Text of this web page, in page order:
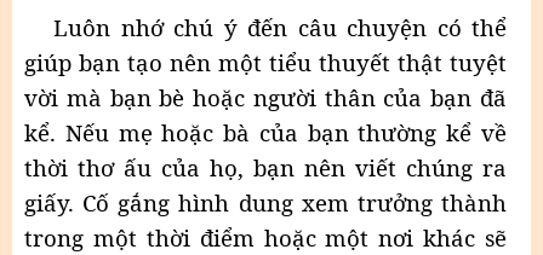
Luôn nhớ chú ý đến câu chuyện có thể
giúp bạn tạo nên một tiểu thuyết thật tuyệt
vời mà bạn bè hoặc người thân của bạn đã
kể. Nếu mẹ hoặc bà của bạn thường kể về
thời thơ ấu của họ, bạn nên viết chúng ra
giấy. Cố gắng hình dung xem trưởng thành
trong một thời điểm hoặc một nơi khác sẽ